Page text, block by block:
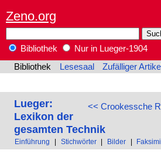
Zeno.org
Bibliothek
Nur in Lueger-1904
Bibliothek
Lesesaal Zufälliger Artikel
<< Crookessche
Lueger:
Lexikon der
gesamten Technik
Einführung Stichwörter Bilder